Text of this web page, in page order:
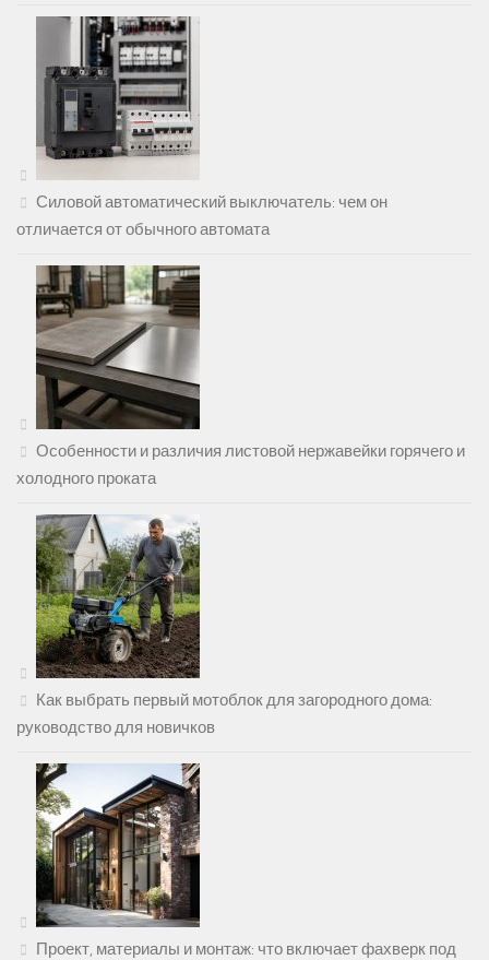
Силовой автоматический выключатель: чем он
отличается от обычного автомата
Особенности и различия листовой нержавейки горячего и
холодного проката
Как выбрать первый мотоблок для загородного дома:
руководство для новичков
Проект, материалы и монтаж: что включает фахверк под